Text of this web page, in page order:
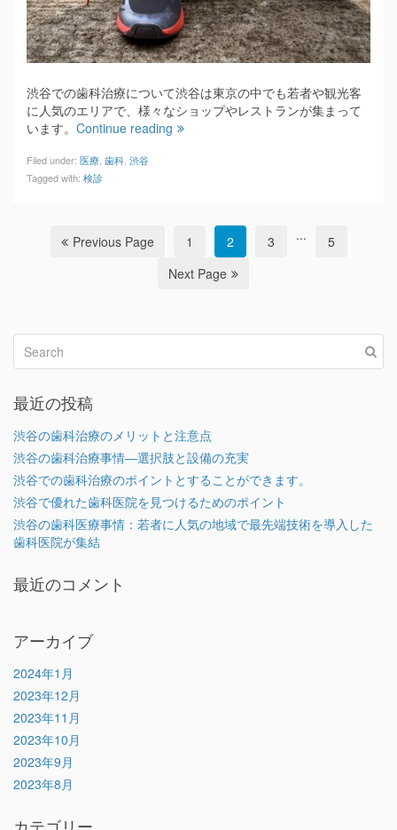
渋谷での歯科治療について渋谷は東京の中でも若者や観光客
に人気のエリアで、様々なショップやレストランが集まって
います。 Continue reading
Filed under: 医療 歯科 渋谷
Tagged with: 検診
Previous Page 1 2 3 ...
5
Next Page
最近の投稿
渋谷の歯科治療のメリットと注意点
渋谷の歯科治療事情―選択肢と設備の充実
渋谷での歯科治療のポイントとすることができます。
渋谷で優れた歯科医院を見つけるためのポイント
渋谷の歯科医療事情：若者に人気の地域で最先端技術を導入した
歯科医院が集結
最近のコメント
アーカイブ
2024年1月
2023年12月
2023年11月
2023年10月
2023年9月
2023年8月
カテゴリー